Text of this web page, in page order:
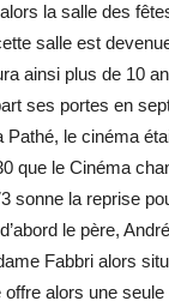
la salle des
salle est
ainsi plus de 10
ses portes en
le cinéma
que le Cinéma
sonne la reprise
le père,
Fabbri alors
alors une